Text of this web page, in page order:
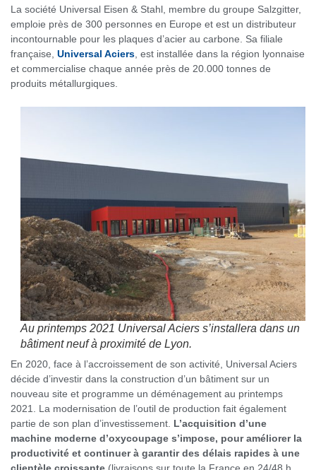
La société Universal Eisen & Stahl, membre du groupe Salzgitter,
emploie près de 300 personnes en Europe et est un distributeur
incontournable pour les plaques d’acier au carbone. Sa filiale
française, Universal Aciers, est installée dans la région lyonnaise
et commercialise chaque année près de 20.000 tonnes de
produits métallurgiques.
Au printemps 2021 Universal Aciers s’installera dans un
bâtiment neuf à proximité de Lyon.
En 2020, face à l’accroissement de son activité, Universal Aciers
décide d’investir dans la construction d’un bâtiment sur un
nouveau site et programme un déménagement au printemps
2021. La modernisation de l’outil de production fait également
partie de son plan d’investissement. L’acquisition d’une
machine moderne d’oxycoupage s’impose, pour améliorer la
productivité et continuer à garantir des délais rapides à une
clientèle croissante (livraisons sur toute la France en 24/48 h,